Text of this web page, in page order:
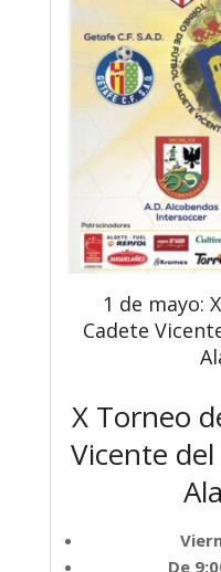
1 de mayo:
Cadete
X Torneo
Vicente del
De